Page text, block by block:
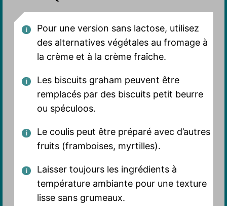
Pour une version sans lactose, utilisez
des alternatives végétales au fromage à
la crème et à la crème fraîche.
Les biscuits graham peuvent être
remplacés par des biscuits petit beurre
ou spéculoos.
Le coulis peut être préparé avec d’autres
fruits (framboises, myrtilles).
Laisser toujours les ingrédients à
température ambiante pour une texture
lisse sans grumeaux.